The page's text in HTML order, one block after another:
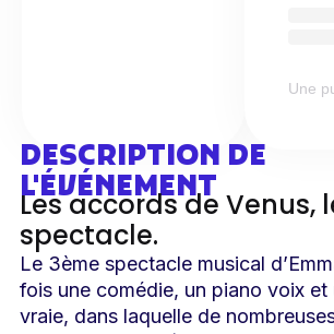
Une
DESCRIPTION DE
L'ÉVÉNEMENT
Les accords de Venus,
spectacle.
Le 3ème spectacle musical
fois une comédie, un piano voix et
vraie, dans laquelle de